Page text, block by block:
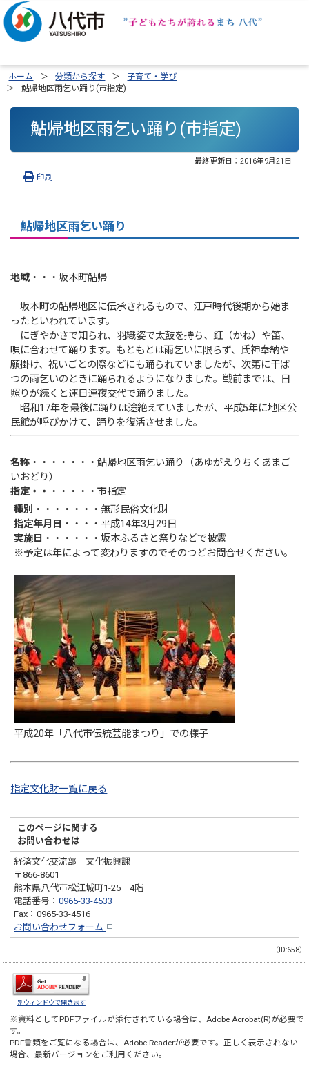
ホーム 分類から探す
子育て・学び
鮎帰地区雨乞い踊り(市指定)
鮎帰地区雨乞い踊り(市指定)
最終更新日： 2016年9月21日
印刷
鮎帰地区雨乞い踊り
地域 ・・・坂本町鮎帰
坂本町の鮎帰地区に伝承されるもので、江戸時代後期から始ま
ったといわれています。
にぎやかさで知られ、羽織姿で太鼓を持ち、鉦（かね）や笛、
唄に合わせて踊ります。もともとは雨乞いに限らず、氏神奉納や
願掛け、祝いごとの際などにも踊られていましたが、次第に干ば
つの雨乞いのときに踊られるようになりました。戦前までは、日
照りが続くと連日連夜交代で踊りました。
昭和17年を最後に踊りは途絶えていましたが、平成5年に地区公
民館が呼びかけて、踊りを復活させました。
名称 ・・・・・・・鮎帰地区雨乞い踊り（あゆがえりちくあまご
いおどり）
指定・・ ・・・・・市指定
種別 ・・・・・・・無形民俗文化財
指定年月日 ・・・・平成14年3月29日
実施日 ・・・・・・坂本ふるさと祭りなどで披露
※予定は年によって変わりますのでそのつどお問合せください。
平成20年「八代市伝統芸能まつり」での様子
指定文化財一覧に戻る
このページに関する
お問い合わせは
経済文化交流部 文化振興課
〒866-8601
熊本県八代市松江城町1-25 4階
電話番号：0965-33-4533
Fax：0965-33-4516
お問い合わせフォーム
（ID:658）
別ウィンドウで開きます
※資料としてPDFファイルが添付されている場合は、 Adobe Acrobat(R)が必要で
す。
PDF書類をご覧になる場合は、 Adobe Readerが必要です。正しく表示されない
場合、最新バージョンをご利用ください。